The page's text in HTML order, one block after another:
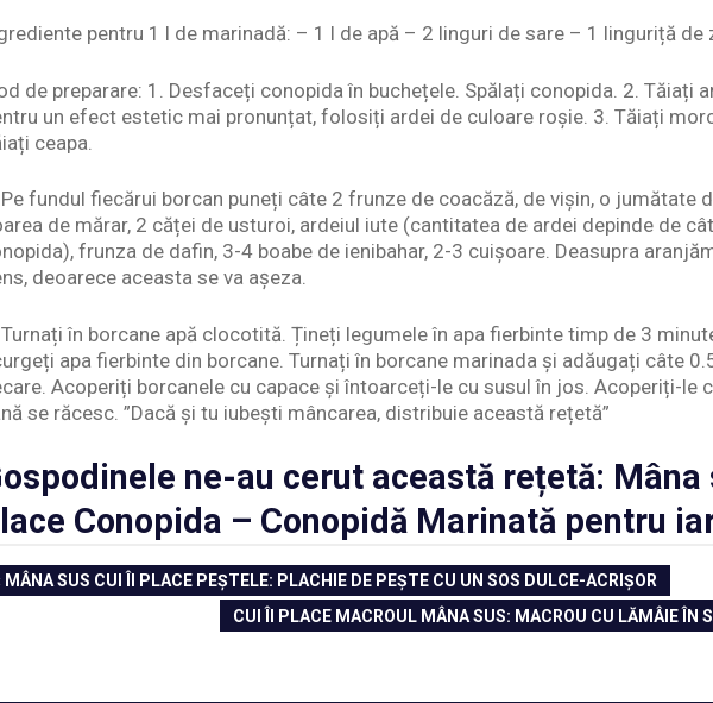
pentru 1 l de marinadă: – 1 l de apă – 2 linguri de sare – 1 linguriță de
de preparare: 1. Desfaceți conopida în buchețele. Spălați conopida. 2. Tăiați
un efect estetic mai pronunțat, folosiți ardei de culoare roșie. 3. Tăiați
ceapa.
fundul fiecărui borcan puneți câte 2 frunze de coacăză, de vișin, o jumătate
de mărar, 2 căței de usturoi, ardeiul iute (cantitatea de ardei depinde de
frunza de dafin, 3-4 boabe de ienibahar, 2-3 cuișoare. Deasupra
deoarece aceasta se va așeza.
în borcane apă clocotită. Țineți legumele în apa fierbinte timp de 3
apa fierbinte din borcane. Turnați în borcane marinada și adăugați câte
Acoperiți borcanele cu capace și întoarceți-le cu susul în jos. Acoperiți-le
se răcesc. ”Dacă și tu iubești mâncarea, distribuie această rețetă”
ne-au cerut această rețetă: Mâna
Conopida – Conopidă Marinată pentru
PREVIOUS
POST:
MÂNA SUS CUI ÎI PLACE PEȘTELE: PLACHIE DE PEȘTE CU UN SOS DULCE-ACRIȘOR
NEXT
POST:
CUI ÎI PLACE MACROUL MÂNA SUS: MACROU CU LĂMÂIE ÎN